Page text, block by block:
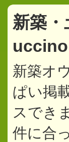
新築
新築オ
ぱい掲
スでき
件に合